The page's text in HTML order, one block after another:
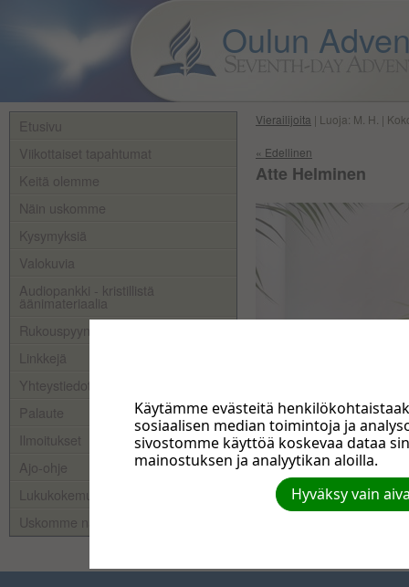
Oulun
Etusivu
Viikottaiset tapahtumat
Keitä olemme
Näin uskomme
Kysymyksiä
Valokuvia
Audiopankki - kristillistä
äänimateriaalia
Rukouspyynnöt
Linkkejä
Yhteystiedot
Palaute
Ilmoitukset
Ajo-ohje
Lukukokemuksia
Uskomme näin
Vierailijoita | Luoja: M. H. |
« Edellinen
Atte Helminen
Käytämme evästeitä
sosiaalisen median toimintoja ja
sivostomme käyttöä koskevaa dataa
mainostuksen ja analyytikan aloilla.
Hyväksy vain